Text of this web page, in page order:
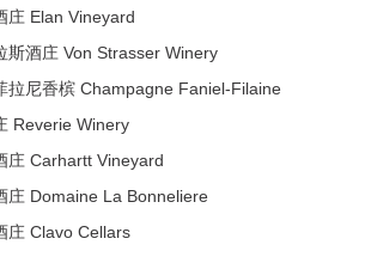
庄 Elan Vineyard
斯酒庄 Von Strasser Winery
拉尼香槟 Champagne Faniel-Filaine
Reverie Winery
庄 Carhartt Vineyard
庄 Domaine La Bonneliere
庄 Clavo Cellars